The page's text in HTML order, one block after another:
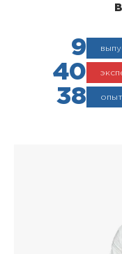
9
40
38